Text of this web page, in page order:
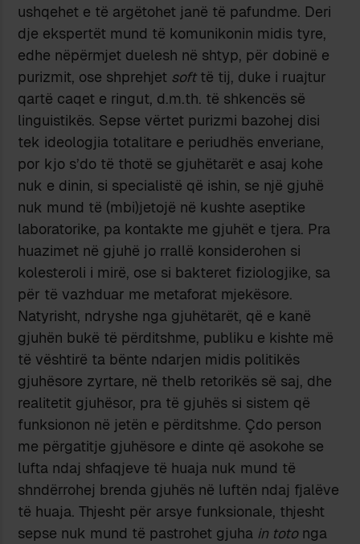
ushqehet e të argëtohet janë të pafundme. Deri
dje ekspertët mund të komunikonin midis tyre,
edhe nëpërmjet duelesh në shtyp, për dobinë e
purizmit, ose shprehjet softtë tij, duke i ruajtur
qartë caqet e ringut, d.m.th. të shkencës së
linguistikës. Sepse vërtet purizmi bazohej disi
tek ideologjia totalitare e periudhës enveriane,
por kjo s’do të thotë se gjuhëtarët e asaj kohe
nuk e dinin, si specialistë që ishin, se një gjuhë
nuk mund të (mbi)jetojë në kushte aseptike
laboratorike, pa kontakte me gjuhët e tjera. Pra
huazimet në gjuhë jo rrallë konsiderohen si
kolesteroli i mirë, ose si bakteret fiziologjike, sa
për të vazhduar me metaforat mjekësore.
Natyrisht, ndryshe nga gjuhëtarët, që e kanë
gjuhën bukë të përditshme, publiku e kishte më
të vështirë ta bënte ndarjen midis politikës
gjuhësore zyrtare, në thelb retorikës së saj, dhe
realitetit gjuhësor, pra të gjuhës si sistem që
funksionon në jetën e përditshme. Çdo person
me përgatitje gjuhësore e dinte që asokohe se
lufta ndaj shfaqjeve të huaja nuk mund të
shndërrohej brenda gjuhës në luftën ndaj fjalëve
të huaja. Thjesht për arsye funksionale, thjesht
sepse nuk mund të pastrohet gjuha in totonga